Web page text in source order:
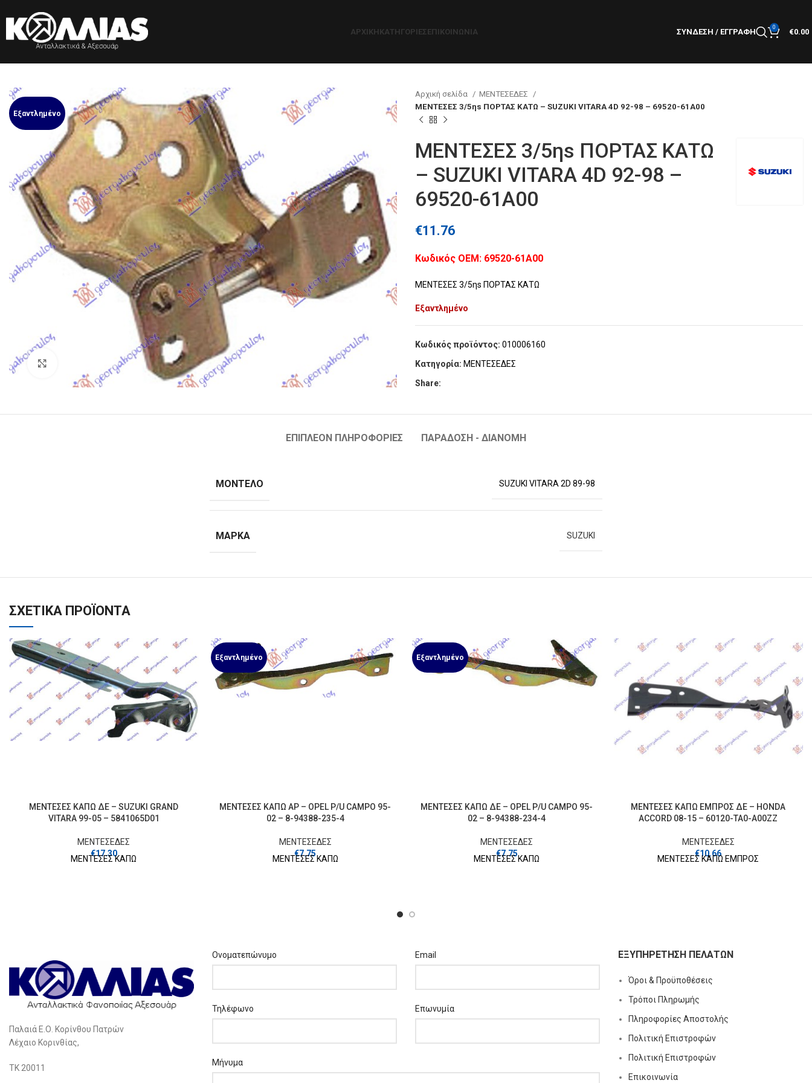
ΑΡΧΙΚΉ ΚΑΤΗΓΟΡΊΕΣΕΠΙΚΟΙΝΩΝΊΑ ΣΎΝΔΕΣΗ / ΕΓΓΡΑΦΉ
0
€0.00
Εξαντλημένο
Κλικ για μεγέθυνση
Αρχική σελίδα
ΜΕΝΤΕΣΕΔΕΣ
ΜΕΝΤΕΣΕΣ 3/5ηs ΠΟΡΤΑΣ ΚΑΤΩ – SUZUKI VITARA 4D 92-98 – 69520-61A00
ΜΕΝΤΕΣΕΣ 3/5ηs ΠΟΡΤΑΣ ΚΑΤΩ
– SUZUKI VITARA 4D 92-98 –
69520-61A00
€11.76
Kωδικός ΟΕΜ: 69520-61A00
ΜΕΝΤΕΣΕΣ 3/5ηs ΠΟΡΤΑΣ ΚΑΤΩ
Εξαντλημένο
Κωδικός προϊόντος: 010006160
Κατηγορία: ΜΕΝΤΕΣΕΔΕΣ
Share:
ΕΠΙΠΛΈΟΝ ΠΛΗΡΟΦΟΡΊΕΣ ΠΑΡΆΔΟΣΗ - ΔΙΑΝΟΜΉ
ΜΟΝΤΈΛΟ SUZUKI VITARA 2D 89-98
ΜΆΡΚΑ SUZUKI
ΣΧΕΤΙΚΆ ΠΡΟΪΌΝΤΑ
ΜΕΝΤΕΣΕΣ ΚΑΠΩ ΔΕ – SUZUKI GRAND
VITARA 99-05 – 5841065D01
ΜΕΝΤΕΣΕΔΕΣ
€17.30
ΜΕΝΤΕΣΕΣ ΚΑΠΩ
Εξαντλημένο
ΜΕΝΤΕΣΕΣ ΚΑΠΩ ΑΡ – OPEL P/U CAMPO 95-
02 – 8-94388-235-4
ΜΕΝΤΕΣΕΔΕΣ
€7.75
ΜΕΝΤΕΣΕΣ ΚΑΠΩ
Εξαντλημένο
ΜΕΝΤΕΣΕΣ ΚΑΠΩ ΔΕ – OPEL P/U CAMPO 95-
02 – 8-94388-234-4
ΜΕΝΤΕΣΕΔΕΣ
€7.75
ΜΕΝΤΕΣΕΣ ΚΑΠΩ
ΜΕΝΤΕΣΕΣ ΚΑΠΩ ΕΜΠΡΟΣ ΔΕ – HONDA
ACCORD 08-15 – 60120-TA0-A00ZZ
ΜΕΝΤΕΣΕΔΕΣ
€10.66
ΜΕΝΤΕΣΕΣ ΚΑΠΩ ΕΜΠΡΟΣ
Παλαιά Ε.Ο. Κορίνθου Πατρών
Λέχαιο Κορινθίας,
ΤΚ 20011
Ονοματεπώνυμο Email
Τηλέφωνο Επωνυμία
Μήνυμα
ΕΞΥΠΗΡΕΤΗΣΗ ΠΕΛΑΤΩΝ
Όροι & Προϋποθέσεις
Τρόποι Πληρωμής
Πληροφορίες Αποστολής
Πολιτική Επιστροφών
Πολιτική Επιστροφών
Επικοινωνία